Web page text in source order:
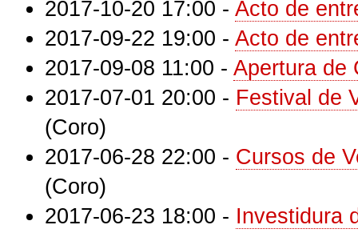
2017-10-20 17:00 - Acto de
2017-09-22 19:00 - Acto de
2017-09-08 11:00 - Apertura de
2017-07-01 20:00 - Festival de
(Coro)
2017-06-28 22:00 - Cursos de
(Coro)
2017-06-23 18:00 - Investidura